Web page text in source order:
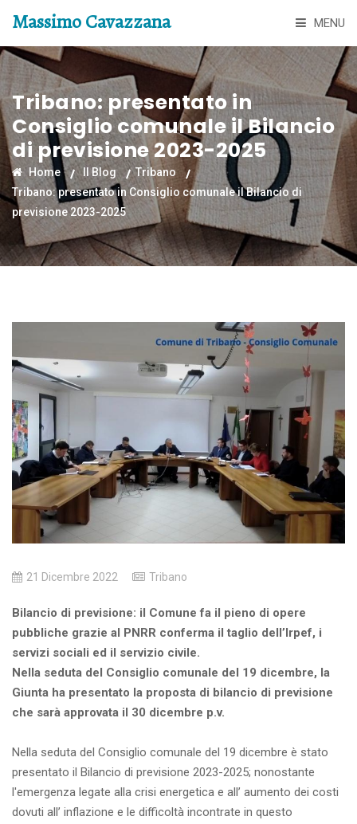
Massimo Cavazzana MENU
Tribano: presentato in
Consiglio comunale il Bilancio
di previsione 2023-2025
Home Il Blog
Tribano
Tribano: presentato in Consiglio comunale il Bilancio di
previsione 2023-2025
21 Dicembre 2022 Tribano
Bilancio di previsione: il Comune fa il pieno di opere
pubbliche grazie al PNRR conferma il taglio dell’Irpef, i
servizi sociali ed il servizio civile.
Nella seduta del Consiglio comunale del 19 dicembre, la
Giunta ha presentato la proposta di bilancio di previsione
che sarà approvata il 30 dicembre p.v.
Nella seduta del Consiglio comunale del 19 dicembre è stato
presentato il Bilancio di previsione 2023-2025; nonostante
l'emergenza legate alla crisi energetica e all’ aumento dei costi
dovuti all’ inflazione e le difficoltà incontrate in questo